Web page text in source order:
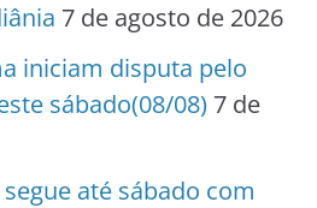
7 de agosto de 2026
iniciam disputa pelo
sábado(08/08) 7 de
até sábado com